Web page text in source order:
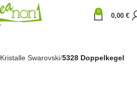
0
0,00 €
Kristalle Swarovski 5328 Doppelkegel